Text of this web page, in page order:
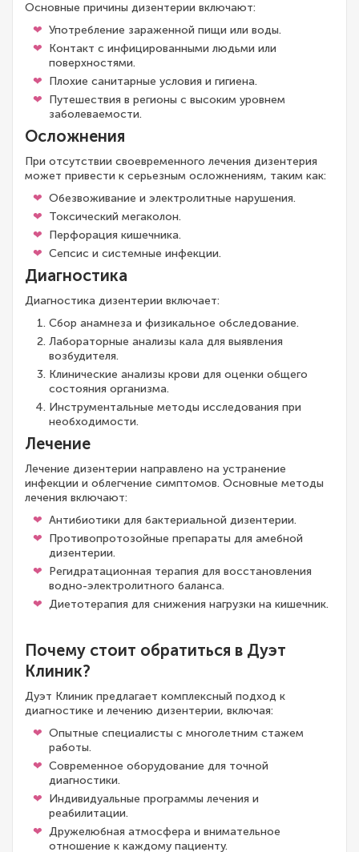
Основные причины дизентерии включают:
Употребление зараженной пищи или воды.
Контакт с инфицированными людьми или
поверхностями.
Плохие санитарные условия и гигиена.
Путешествия в регионы с высоким уровнем
заболеваемости.
Осложнения
При отсутствии своевременного лечения дизентерия
может привести к серьезным осложнениям, таким как:
Обезвоживание и электролитные нарушения.
Токсический мегаколон.
Перфорация кишечника.
Сепсис и системные инфекции.
Диагностика
Диагностика дизентерии включает:
Сбор анамнеза и физикальное обследование.
Лабораторные анализы кала для выявления
возбудителя.
Клинические анализы крови для оценки общего
состояния организма.
Инструментальные методы исследования при
необходимости.
Лечение
Лечение дизентерии направлено на устранение
инфекции и облегчение симптомов. Основные методы
лечения включают:
Антибиотики для бактериальной дизентерии.
Противопротозойные препараты для амебной
дизентерии.
Регидратационная терапия для восстановления
водно-электролитного баланса.
Диетотерапия для снижения нагрузки на кишечник.
Почему стоит обратиться в Дуэт
Клиник?
Дуэт Клиник предлагает комплексный подход к
диагностике и лечению дизентерии, включая:
Опытные специалисты с многолетним стажем
работы.
Современное оборудование для точной
диагностики.
Индивидуальные программы лечения и
реабилитации.
Дружелюбная атмосфера и внимательное
отношение к каждому пациенту.